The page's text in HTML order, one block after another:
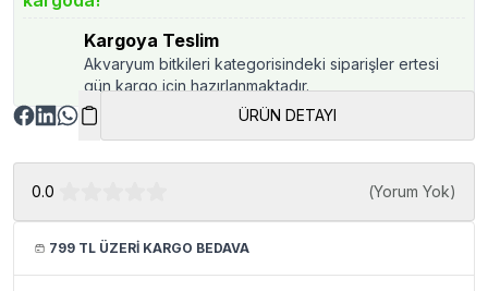
Kargoya Teslim
Akvaryum bitkileri kategorisindeki siparişler ertesi
gün kargo için hazırlanmaktadır.
ÜRÜN DETAYI
0.0 (Yorum Yok)
799 TL ÜZERİ KARGO BEDAVA